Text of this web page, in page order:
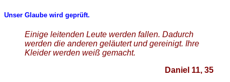
Unser Glaube wird geprüft.
Einige leitenden Leute werden fallen. Dadurch
werden die anderen geläutert und gereinigt. Ihre
Kleider werden weiß gemacht.
Daniel 11, 35